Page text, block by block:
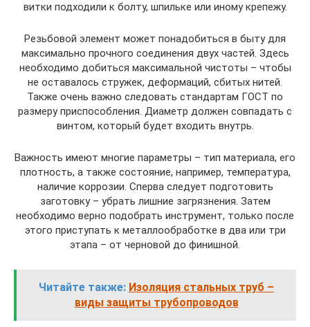
витки подходили к болту, шпильке или иному крепежу.
Резьбовой элемент может понадобиться в быту для
максимально прочного соединения двух частей. Здесь
необходимо добиться максимальной чистоты – чтобы
не оставалось стружек, деформаций, сбитых нитей.
Также очень важно следовать стандартам ГОСТ по
размеру приспособления. Диаметр должен совпадать с
винтом, который будет входить внутрь.
Важность имеют многие параметры – тип материала, его
плотность, а также состояние, например, температура,
наличие коррозии. Сперва следует подготовить
заготовку – убрать лишние загрязнения. Затем
необходимо верно подобрать инструмент, только после
этого приступать к металлообработке в два или три
этапа – от черновой до финишной.
Читайте также: Изоляция стальных труб –
виды защиты трубопроводов